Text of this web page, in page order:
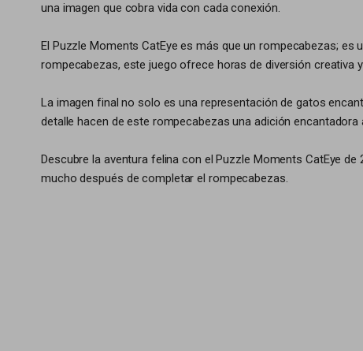
una imagen que cobra vida con cada conexión.
El Puzzle Moments CatEye es más que un rompecabezas;
rompecabezas, este juego ofrece horas de diversión creativa
La imagen final no solo es una representación de gatos
detalle hacen de este rompecabezas una adición encantadora
Descubre la aventura felina con el Puzzle Moments CatEye
mucho después de completar el rompecabezas.